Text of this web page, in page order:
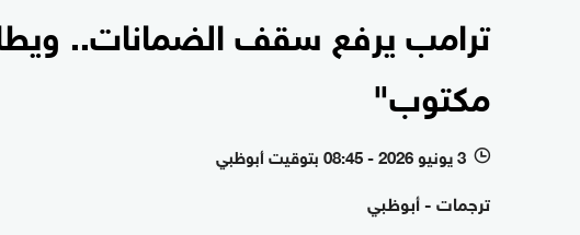
ترامب يرفع سقف الضمانات..
مكتوب"
l 3 يونيو 2026 - 08:45 بتوقيت أبوظبي
ترجمات - أبوظبي